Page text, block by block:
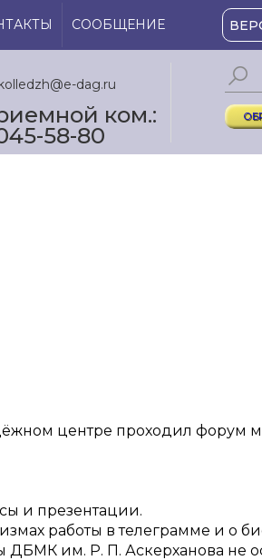
СООБЩЕНИЕ
dag.ru
ком.:
58-80
центре проходил форум
и презентации.
работы в телеграмме и о
им. Р. П. Аскерханова не